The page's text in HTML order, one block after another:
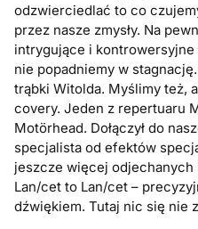
odzwierciedlać to co
przez nasze zmysły. Na
intrygujące i kontrowersyjne
nie popadniemy w
trąbki Witolda. Myślimy też,
covery. Jeden z repertuaru
Motӧrhead. Dołączył do
specjalista od efektów
jeszcze więcej
Lan/cet to Lan/cet –
dźwiękiem. Tutaj nic się nie